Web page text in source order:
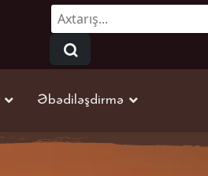
Axtarmaq...
Əbədiləşdirmə